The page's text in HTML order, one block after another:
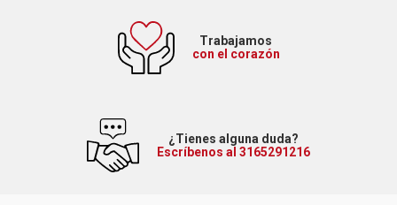
Trabajamos
con el corazón
¿Tienes alguna duda?
Escríbenos al 3165291216